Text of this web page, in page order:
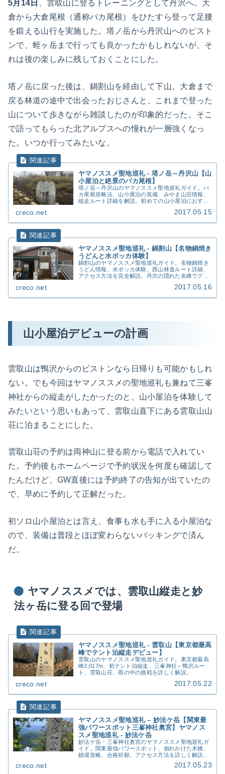
5月14日
、雲取山に登るトレーニングとして丹沢へ。大
倉から大倉尾根（通称バカ尾根）をひたすら登って足腰
を鍛える山行を実施した。塔ノ岳から丹沢山へのピスト
ンで、蛭ヶ岳まで行っても良かったかもしれないが、そ
れは後の楽しみに残しておくことにした。
塔ノ岳に戻った後は、鍋割山を経由して下山。大倉まで
戻る林道の途中で出会ったおじさんと、これまで登った
山について歩きながら雑談したのが印象的だった。そこ
で語ってもらった北アルプスへの憧れが一層強くなっ
た。いつか行ってみたいな。
ヤマノススメ聖地巡礼 - 塔ノ岳～丹沢山【山
小屋泊と絶景のバカ尾根】
塔ノ岳～丹沢山のヤマノススメ聖地巡礼ガイド。バ
カ尾根攻略法、山小屋泊の装備、みやま山荘情報、
縦走ルート詳細を解説。初めての山小屋泊におすす
creco.net 2017.05.15
ヤマノススメ聖地巡礼 - 鍋割山【名物鍋焼き
うどんと水ボッカ体験】
鍋割山のヤマノススメ聖地巡礼ガイド。名物鍋焼き
うどん情報、水ボッカ体験、西山林道ルート詳細、
アクセス方法を完全解説。丹沢の隠れた名峰でグル
creco.net 2017.05.16
山小屋泊デビューの計画
雲取山は鴨沢からのピストンなら日帰りも可能かもしれ
ない。でも今回はヤマノススメの聖地巡礼も兼ねて三峯
神社からの縦走がしたかったのと、山小屋泊を体験して
みたいという思いもあって、雲取山直下にある雲取山山
荘に泊まることにした。
雲取山荘の予約は両神山に登る前から電話で入れてい
た。予約後もホームページで予約状況を何度も確認して
たんだけど、GW直後には予約終了の告知が出ていたの
で、早めに予約して正解だった。
初ソロ山小屋泊とは言え、食事も水も手に入る小屋泊な
ので、装備は普段とほぼ変わらないパッキングで済ん
だ。
ヤマノススメでは、雲取山縦走と妙
法ヶ岳に登る回で登場
ヤマノススメ聖地巡礼 - 雲取山【東京都最高
峰でテント泊縦走デビュー】
雲取山のヤマノススメ聖地巡礼ガイド。東京都最高
峰2,017m、初テント泊縦走、三峯神社～鴨沢ルー
ト、雲取山荘、雨の中の挑戦を詳しく解説。
creco.net 2017.05.22
ヤマノススメ聖地巡礼 – 妙法ケ岳【関東最
強パワースポット三峯神社奥宮】ヤマノス
スメ聖地巡礼 - 妙法ケ岳
妙法ケ岳・三峯神社奥宮のヤマノススメ聖地巡礼ガ
イド。関東最強パワースポット、崩れかけた木橋、
鎖場攻略、合格祈願、アクセス方法を詳しく解説。
creco.net 2017.05.23